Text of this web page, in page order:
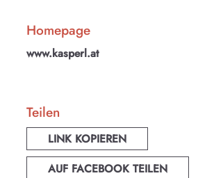
Homepage
www.kasperl.at
Teilen
LINK KOPIEREN
AUF FACEBOOK TEILEN